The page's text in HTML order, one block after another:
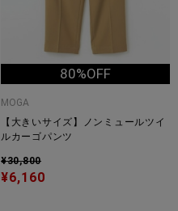
80%OFF
MOGA
【大きいサイズ】ノンミュールツイ
ルカーゴパンツ
¥30,800
¥6,160